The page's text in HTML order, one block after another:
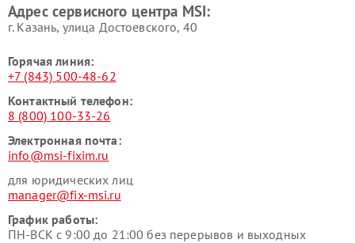
Адрес сервисного центра MSI:
г. Казань, улица Достоевского, 40
Горячая линия:
+7 (843) 500-48-62
Контактный телефон:
8 (800) 100-33-26
Электронная почта:
info@msi-fixim.ru
для юридических лиц
manager@fix-msi.ru
График работы:
ПН-ВСК с 9:00 до 21:00 без перерывов и выходных